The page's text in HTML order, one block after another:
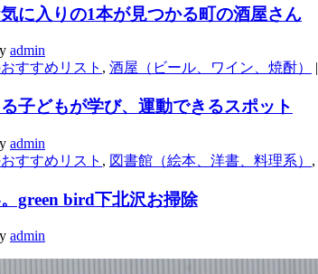
に入りの1本が見つかる町の酒屋さん
admin
すすめリスト , 酒屋（ビール、ワイン、焼酎） |
子どもが学び、運動できるスポット
admin
すすめリスト , 図書館（絵本、洋書、料理系） ,
green bird下北沢お掃除
admin